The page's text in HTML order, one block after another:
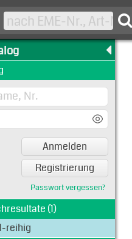
Anmelden
Registrierung
Passwort vergessen?
(1)
reihig